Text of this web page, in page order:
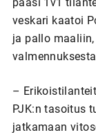
veskari kaatoi
ja pallo
–
PJK:n tasoitus
jatkamaan